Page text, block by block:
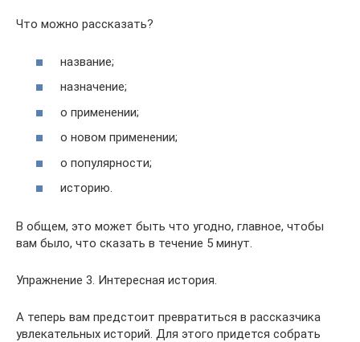
Что можно рассказать?
название;
назначение;
о применении;
о новом применении;
о популярности;
историю.
В общем, это может быть что угодно, главное, чтобы
вам было, что сказать в течение 5 минут.
Упражнение 3. Интересная история.
А теперь вам предстоит превратиться в рассказчика
увлекательных историй. Для этого придется собрать